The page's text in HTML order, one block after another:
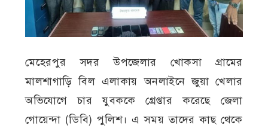
মেহেরপুর সদর উপজেলার খোকসা গ্রামের
মালশাগাড়ি বিল এলাকায় অনলাইনে জুয়া খেলার
অভিযোগে চার যুবককে গ্রেপ্তার করেছে জেলা
গোয়েন্দা (ডিবি) পুলিশ। এ সময় তাদের কাছ থেকে